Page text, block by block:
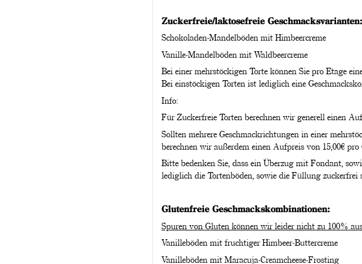
Zuckerfreie/laktosefreie Geschmacksvarianten:
Schokoladen-Mandelböden mit Himbeercreme
Vanille-Mandelböden mit Waldbeercreme
Bei einer mehrstöckigen Torte können Sie pro Etage
Bei einstöckigen Torten ist lediglich eine
Info:
Für Zuckerfreie Torten berechnen wir generell einen
Sollten mehrere Geschmackrichtungen in einer
berechnen wir außerdem einen Aufpreis von 15,00€
Bitte bedenken Sie, dass ein Überzug mit Fondant,
lediglich die Tortenböden, sowie die Füllung zuckerfrei
Glutenfreie Geschmackskombinationen:
Spuren von Gluten können wir leider nicht zu 100%
Vanilleböden mit fruchtiger Himbeer-Buttercreme
Vanilleböden mit Maracuja-Creamcheese-Frosting